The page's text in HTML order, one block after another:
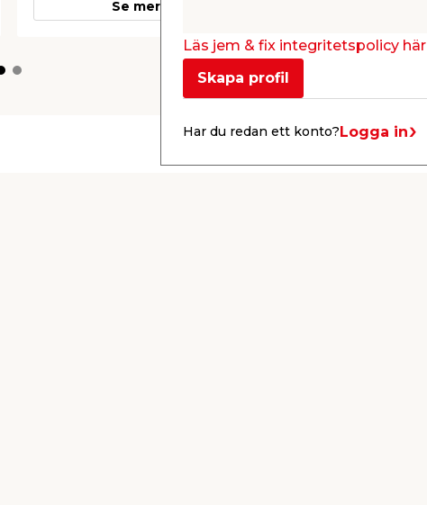
Se mer
Läs jem & fix integritetspolicy här
Skapa profil
Har du redan ett konto?Logga in